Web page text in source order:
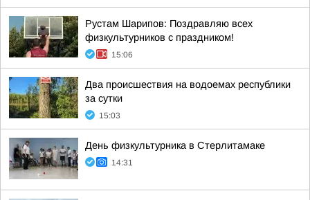
Рустам Шарипов: Поздравляю всех
физкультурников с праздником!
15:06
Два происшествия на водоемах республики
за сутки
15:03
День физкультурника в Стерлитамаке
14:31